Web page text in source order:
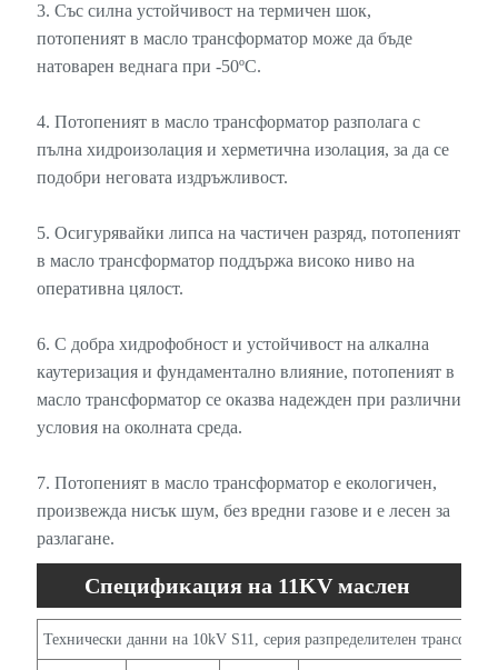
3. Със силна устойчивост на термичен шок,
потопеният в масло трансформатор може да бъде
натоварен веднага при -50ºC.
4. Потопеният в масло трансформатор разполага с
пълна хидроизолация и херметична изолация, за да се
подобри неговата издръжливост.
5. Осигурявайки липса на частичен разряд, потопеният
в масло трансформатор поддържа високо ниво на
оперативна цялост.
6. С добра хидрофобност и устойчивост на алкална
каутеризация и фундаментално влияние, потопеният в
масло трансформатор се оказва надежден при различни
условия на околната среда.
7. Потопеният в масло трансформатор е екологичен,
произвежда нисък шум, без вредни газове и е лесен за
разлагане.
Спецификация на 11KV маслен
разпределителен трансформатор
Технически данни на 10kV S11, серия разпределителен